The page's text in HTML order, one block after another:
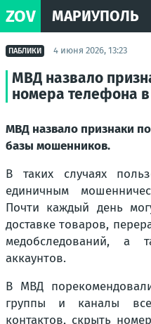
ZOV МАРИУПОЛЬ
ПАБЛИКИ 4 июня 2026, 13:23
МВД назвало
номера телефона
МВД назвало признаки
базы мошенников.
В таких случаях
единичным
Почти каждый день
доставке товаров,
медобследований,
аккаунтов.
В МВД
группы и каналы
контактов, скрыть